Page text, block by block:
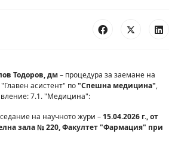
Тодоров, дм– процедура за заемане на
асистент" по"Спешна медицина",
7.1. "Медицина":
на научното жури – 15.04.2026 г., от
зала № 220, Факултет "Фармация" при